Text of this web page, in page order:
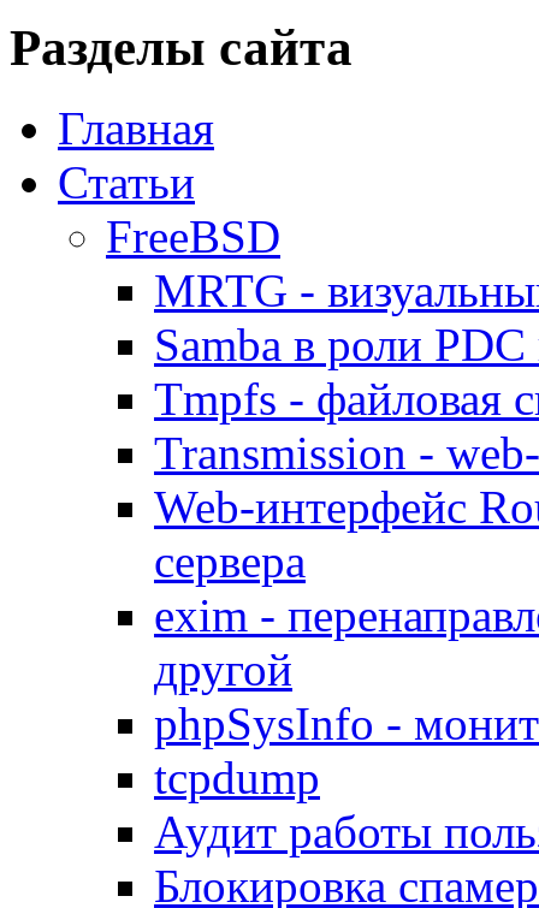
Разделы сайта
Главная
Статьи
FreeBSD
MRTG -
Samba в роли
Tmpfs - файловая
Transmission -
Web-интерфейс
сервера
exim -
другой
phpSysInfo -
tcpdump
Аудит работы
Блокировка